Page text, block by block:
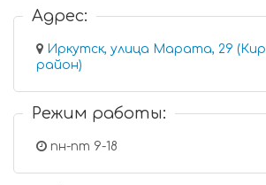
Адрес:
Иркутск, улица Марата, 29
район)
Режим работы:
пн-пт 9-18